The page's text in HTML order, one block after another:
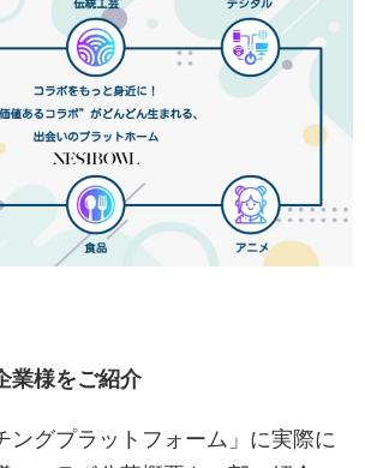
業様をご紹介
ングプラットフォーム」に実際に